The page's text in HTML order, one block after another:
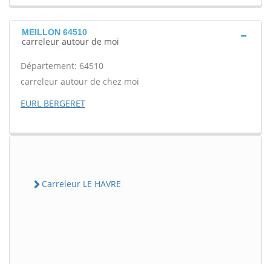
MEILLON 64510
carreleur autour de moi
Département: 64510
carreleur autour de chez moi
EURL BERGERET
Carreleur LE HAVRE